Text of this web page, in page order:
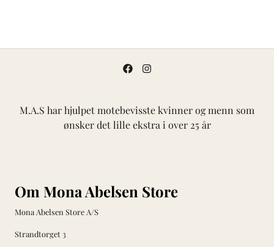
M.A.S har hjulpet motebevisste kvinner og menn som
ønsker det lille ekstra i over 25 år
Om Mona Abelsen Store
Mona Abelsen Store A/S
Strandtorget 3